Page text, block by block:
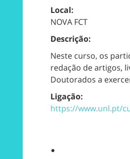
Local:
NOVA FCT
Descrição:
Neste curso, os
redação de artigos,
Doutorados a
Ligação:
https://www.unl.pt/